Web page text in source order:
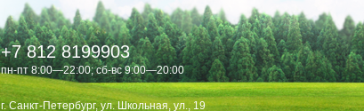
+7 812 8199903
пн-пт 8:00—22:00; сб-вс 9:00—20:00
г. Санкт-Петербург, ул. Школьная, ул., 19